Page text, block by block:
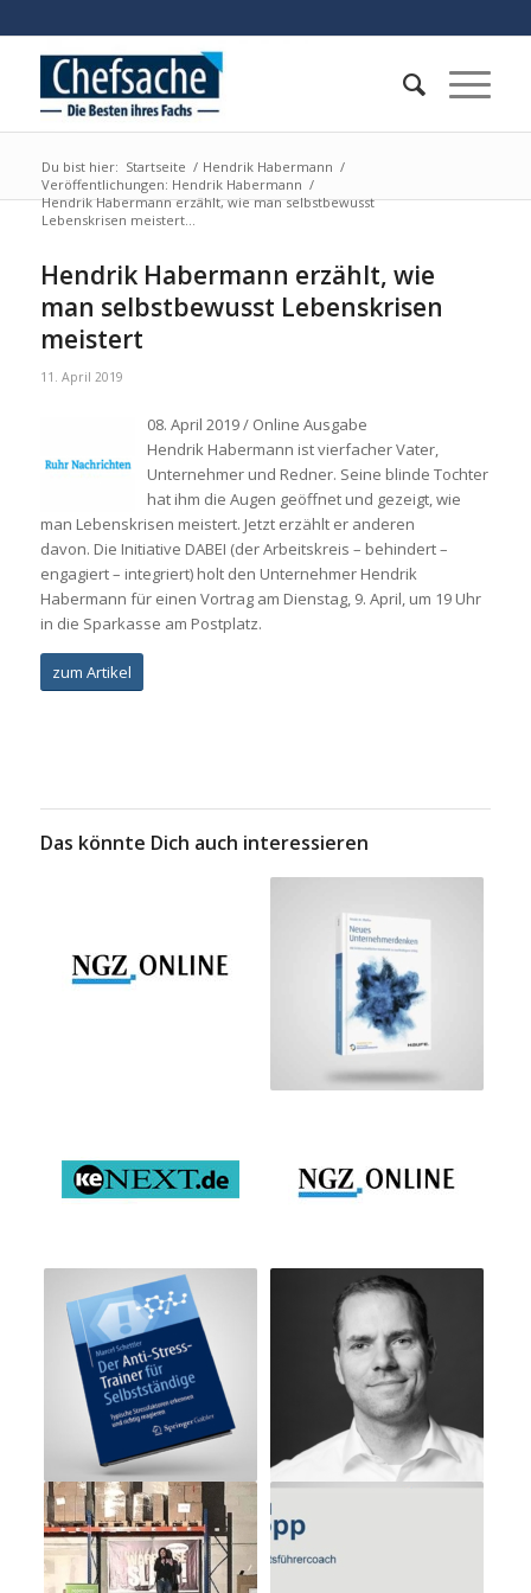
Du bist hier: Startseite / Hendrik Habermann /
Veröffentlichungen: Hendrik Habermann /
Hendrik Habermann erzählt, wie man selbstbewusst
Lebenskrisen meistert...
Hendrik Habermann erzählt, wie
man selbstbewusst Lebenskrisen
meistert
11. April 2019
08. April 2019 / Online Ausgabe
Hendrik Habermann ist vierfacher Vater,
Unternehmer und Redner. Seine blinde Tochter
hat ihm die Augen geöffnet und gezeigt, wie
man Lebenskrisen meistert. Jetzt erzählt er anderen
davon. Die Initiative DABEI (der Arbeitskreis – behindert –
engagiert – integriert) holt den Unternehmer Hendrik
Habermann für einen Vortrag am Dienstag, 9. April, um 19 Uhr
in die Sparkasse am Postplatz.
zum Artikel
Das könnte Dich auch interessieren